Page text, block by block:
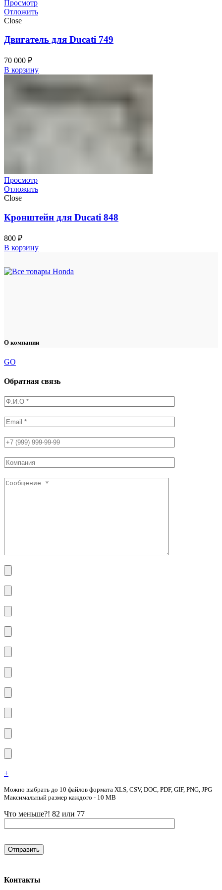
Просмотр
Отложить
Close
Двигатель для Ducati 749
70 000 ₽
В корзину
Просмотр
Отложить
Close
Кронштейн для Ducati 848
800 ₽
В корзину
О компании
GO
Обратная связь
+
Можно выбрать до 10 файлов формата XLS, CSV, DOC, PDF, GIF, PNG, JPG
Максимальный размер каждого - 10 MB
Что меньше?! 82 или 77
Контакты